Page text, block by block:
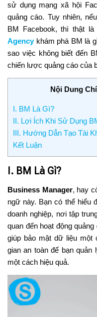
sử dụng mạng xã hội
quảng cáo. Tuy nhiên,
BM Facebook, thì thật
Agencykhám phá BM là
sao việc không biết đến
chiến lược quảng cáo của
Nội Dung
I. BM Là Gì?
II. Lợi Ích Khi Sử Dụng
III. Hướng Dẫn Tạo Tài
Kết Luận
I. BM Là Gì?
Business Manager, hay
ngữ này. Bạn có thể hiểu
doanh nghiệp, nơi tập
quan đến hoạt động
giúp bảo mật dữ liệu một
gian an toàn để bạn quản
một cách hiệu quả.